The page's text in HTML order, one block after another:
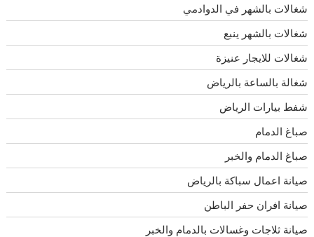
شغالات بالشهر في الدوادمي
شغالات بالشهر ينبع
شغالات للايجار عنيزة
شغالة بالساعة بالرياض
شفط بيارات الرياض
صباغ الدمام
صباغ الدمام والخبر
صيانة اعمال سباكة بالرياض
صيانة افران حفر الباطن
صيانة ثلاجات وغسالات بالدمام والخبر